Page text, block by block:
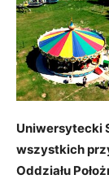
Uniwersytecki
wszystkich
Oddziału